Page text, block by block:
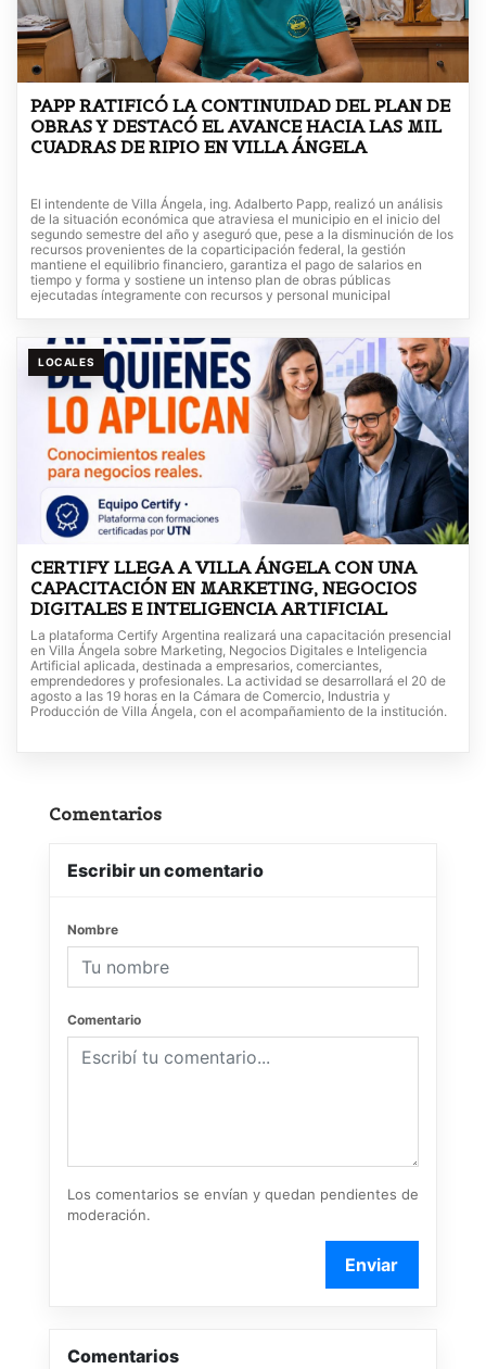
PAPP RATIFICÓ LA CONTINUIDAD DEL PLAN DE
OBRAS Y DESTACÓ EL AVANCE HACIA LAS MIL
CUADRAS DE RIPIO EN VILLA ÁNGELA
El intendente de Villa Ángela, ing. Adalberto Papp, realizó un análisis
de la situación económica que atraviesa el municipio en el inicio del
segundo semestre del año y aseguró que, pese a la disminución de los
recursos provenientes de la coparticipación federal, la gestión
mantiene el equilibrio financiero, garantiza el pago de salarios en
tiempo y forma y sostiene un intenso plan de obras públicas
ejecutadas íntegramente con recursos y personal municipal
LOCALES
CERTIFY LLEGA A VILLA ÁNGELA CON UNA
CAPACITACIÓN EN MARKETING, NEGOCIOS
DIGITALES E INTELIGENCIA ARTIFICIAL
La plataforma Certify Argentina realizará una capacitación presencial
en Villa Ángela sobre Marketing, Negocios Digitales e Inteligencia
Artificial aplicada, destinada a empresarios, comerciantes,
emprendedores y profesionales. La actividad se desarrollará el 20 de
agosto a las 19 horas en la Cámara de Comercio, Industria y
Producción de Villa Ángela, con el acompañamiento de la institución.
Comentarios
Escribir un comentario
Nombre
Comentario
Los comentarios se envían y quedan pendientes de
moderación.
Enviar
Comentarios